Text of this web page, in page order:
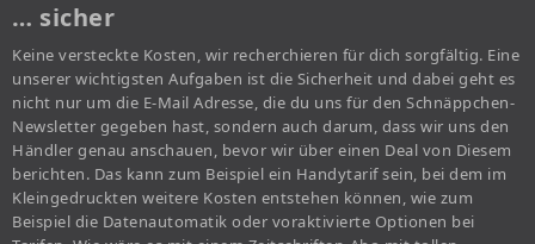
… sicher
Keine versteckte Kosten, wir recherchieren für dich sorgfältig. Eine
unserer wichtigsten Aufgaben ist die Sicherheit und dabei geht es
nicht nur um die E-Mail Adresse, die du uns für den Schnäppchen-
Newsletter gegeben hast, sondern auch darum, dass wir uns den
Händler genau anschauen, bevor wir über einen Deal von Diesem
berichten. Das kann zum Beispiel ein Handytarif sein, bei dem im
Kleingedruckten weitere Kosten entstehen können, wie zum
Beispiel die Datenautomatik oder voraktivierte Optionen bei